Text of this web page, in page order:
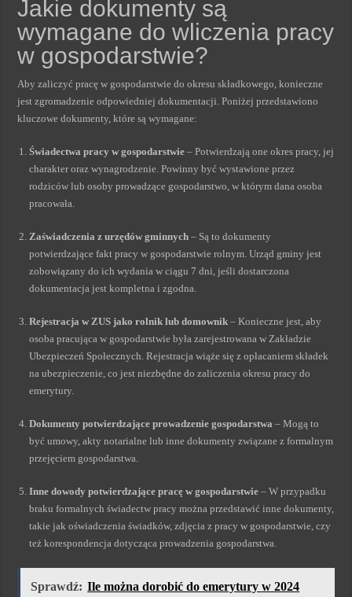
Jakie dokumenty są
wymagane do wliczenia pracy
w gospodarstwie?
Aby zaliczyć pracę w gospodarstwie do okresu składkowego, konieczne
jest zgromadzenie odpowiedniej dokumentacji. Poniżej przedstawiono
kluczowe dokumenty, które są wymagane:
Świadectwa pracy w gospodarstwie – Potwierdzają one okres pracy, jej
charakter oraz wynagrodzenie. Powinny być wystawione przez
rodziców lub osoby prowadzące gospodarstwo, w którym dana osoba
pracowała.
Zaświadczenia z urzędów gminnych – Są to dokumenty
potwierdzające fakt pracy w gospodarstwie rolnym. Urząd gminy jest
zobowiązany do ich wydania w ciągu 7 dni, jeśli dostarczona
dokumentacja jest kompletna i zgodna.
Rejestracja w ZUS jako rolnik lub domownik – Konieczne jest, aby
osoba pracująca w gospodarstwie była zarejestrowana w Zakładzie
Ubezpieczeń Społecznych. Rejestracja wiąże się z opłacaniem składek
na ubezpieczenie, co jest niezbędne do zaliczenia okresu pracy do
emerytury.
Dokumenty potwierdzające prowadzenie gospodarstwa – Mogą to
być umowy, akty notarialne lub inne dokumenty związane z formalnym
przejęciem gospodarstwa.
Inne dowody potwierdzające pracę w gospodarstwie – W przypadku
braku formalnych świadectw pracy można przedstawić inne dokumenty,
takie jak oświadczenia świadków, zdjęcia z pracy w gospodarstwie, czy
też korespondencja dotycząca prowadzenia gospodarstwa.
Sprawdź: Ile można dorobić do emerytury w 2024